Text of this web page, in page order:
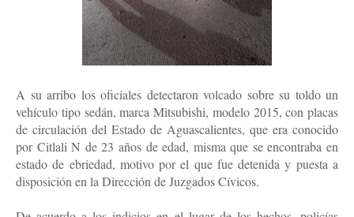
A su arribo los oficiales detectaron volcado sobre su toldo un
vehículo tipo sedán, marca Mitsubishi, modelo 2015, con placas
de circulación del Estado de Aguascalientes, que era conocido
por Citlali N de 23 años de edad, misma que se encontraba en
estado de ebriedad, motivo por el que fue detenida y puesta a
disposición en la Dirección de Juzgados Cívicos.